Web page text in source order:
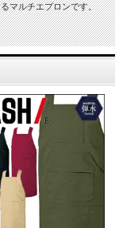
マルチエプロンです。